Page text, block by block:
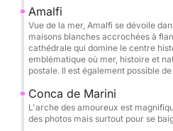
Le bateau offre tout le
journée parfaite : un grand
d'eau douce, une chaîne
USB, une échelle de bain et
bateau peut accueillir
pour les familles et les
Amalfi
Vue de la mer, Amalfi se dévoile
maisons blanches accrochées à
cathédrale qui domine le centre
emblématique où mer, histoire et
postale. Il est également possible
Conca de Marini
L'arche des amoureux est
des photos mais surtout pour se